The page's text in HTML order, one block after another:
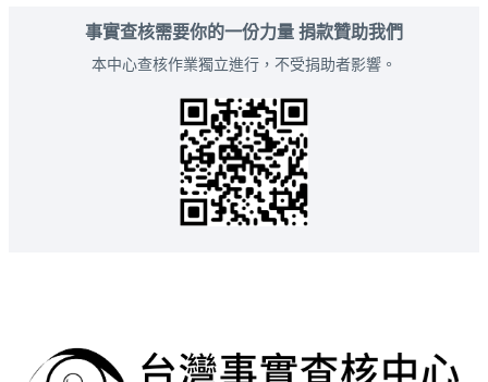
事實查核需要你的一份力量 捐款贊助我們
本中心查核作業獨立進行，不受捐助者影響。